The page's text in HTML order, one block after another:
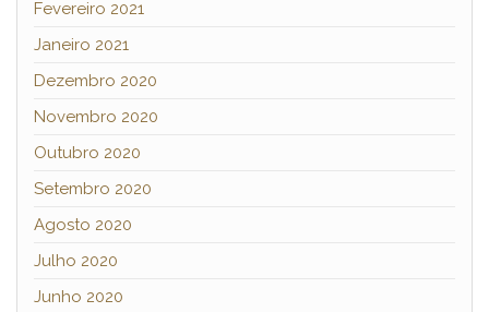
Fevereiro 2021
Janeiro 2021
Dezembro 2020
Novembro 2020
Outubro 2020
Setembro 2020
Agosto 2020
Julho 2020
Junho 2020